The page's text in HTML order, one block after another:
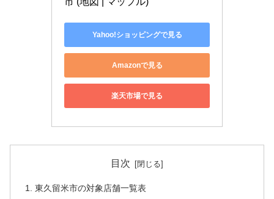
Yahoo!ショッピングで見る
Amazonで見る
楽天市場で見る
目次
東久留米市の対象店舗一覧表